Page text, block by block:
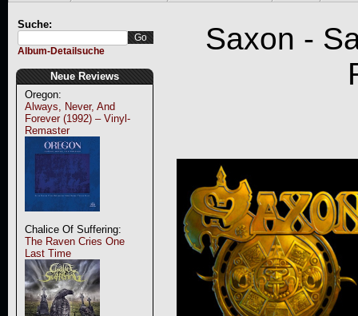
Suche:
Album-Detailsuche
Neue Reviews
Oregon:
Always, Never, And
Forever (1992) – Vinyl-
Remaster
Chalice Of Suffering:
The Raven Cries One
Last Time
Saxon -